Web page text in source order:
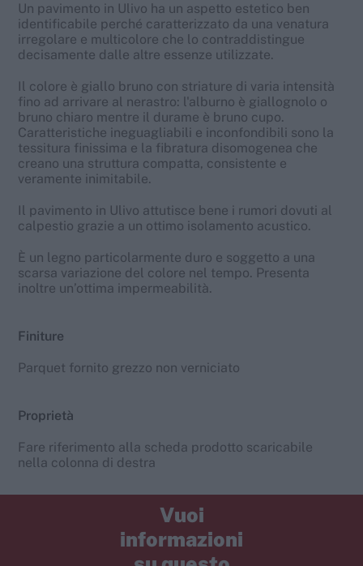
Un pavimento in Ulivo ha un aspetto estetico ben
identificabile perché caratterizzato da una venatura
irregolare e multicolore che lo contraddistingue
decisamente dalle altre essenze utilizzate.
Il colore è giallo bruno con striature di varia intensità
fino ad arrivare al nerastro: l'alburno è giallognolo o
bruno chiaro mentre il durame è bruno cupo.
Caratteristiche ineguagliabili e inconfondibili sono la
tessitura finissima e la fibratura disomogenea che
creano una struttura compatta, consistente e
veramente inimitabile.
Il pavimento in Ulivo attutisce bene i rumori dovuti al
calpestio grazie a un ottimo isolamento acustico.
È un legno particolarmente duro e soggetto a una
scarsa variazione del colore nel tempo. Presenta
inoltre un’ottima impermeabilità.
Finiture
Parquet fornito grezzo non verniciato
Proprietà
Fare riferimento alla scheda prodotto scaricabile
nella colonna di destra
Vuoi
informazioni